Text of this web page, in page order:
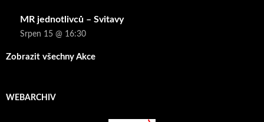
MR jednotlivců – Svitavy
Srpen 15 @ 16:30
Zobrazit všechny Akce
WEBARCHIV